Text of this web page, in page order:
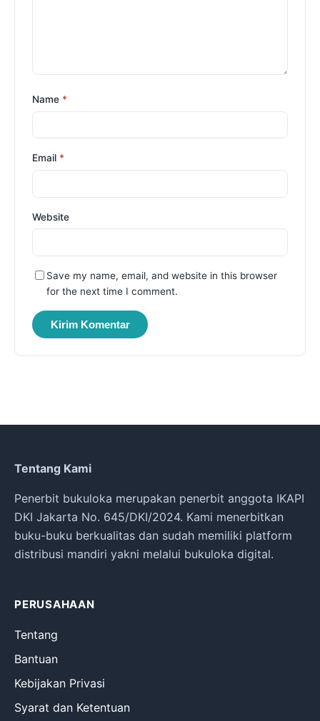
Name *
Email *
Website
Save my name, email, and website in this browser
for the next time I comment.
Tentang Kami
Penerbit bukuloka merupakan penerbit anggota IKAPI
DKI Jakarta No. 645/DKI/2024. Kami menerbitkan
buku-buku berkualitas dan sudah memiliki platform
distribusi mandiri yakni melalui bukuloka digital.
PERUSAHAAN
Tentang
Bantuan
Kebijakan Privasi
Syarat dan Ketentuan